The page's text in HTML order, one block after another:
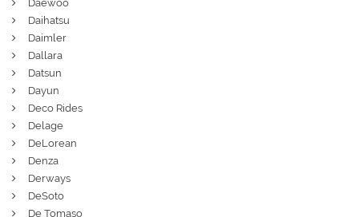
Daewoo
Daihatsu
Daimler
Dallara
Datsun
Dayun
Deco Rides
Delage
DeLorean
Denza
Derways
DeSoto
De Tomaso